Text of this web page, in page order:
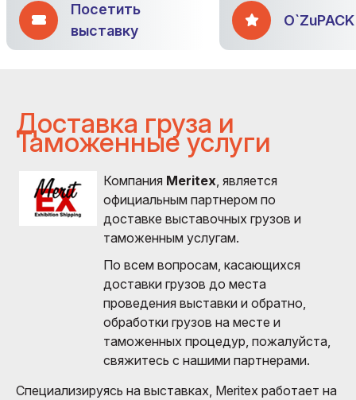
Посетить
выставку
O`ZuPACK
Доставка груза и
Таможенные услуги
Компания Meritex , является
официальным партнером по
доставке выставочных грузов и
таможенным услугам.
По всем вопросам, касающихся
доставки грузов до места
проведения выставки и обратно,
обработки грузов на месте и
таможенных процедур, пожалуйста,
свяжитесь с нашими партнерами.
Специализируясь на выставках, Meritex работает на